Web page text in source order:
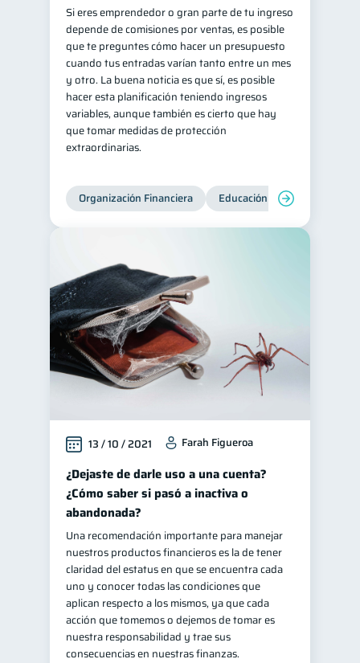
Si eres emprendedor o gran parte de tu ingreso
depende de comisiones por ventas, es posible
que te preguntes cómo hacer un presupuesto
cuando tus entradas varían tanto entre un mes
y otro. La buena noticia es que sí, es posible
hacer esta planificación teniendo ingresos
variables, aunque también es cierto que hay
que tomar medidas de protección
extraordinarias.
Organización Financiera Educación financiera
13 / 10 / 2021 Farah Figueroa
¿Dejaste de darle uso a una cuenta?
¿Cómo saber si pasó a inactiva o
abandonada?
Una recomendación importante para manejar
nuestros productos financieros es la de tener
claridad del estatus en que se encuentra cada
uno y conocer todas las condiciones que
aplican respecto a los mismos, ya que cada
acción que tomemos o dejemos de tomar es
nuestra responsabilidad y trae sus
consecuencias en nuestras finanzas.